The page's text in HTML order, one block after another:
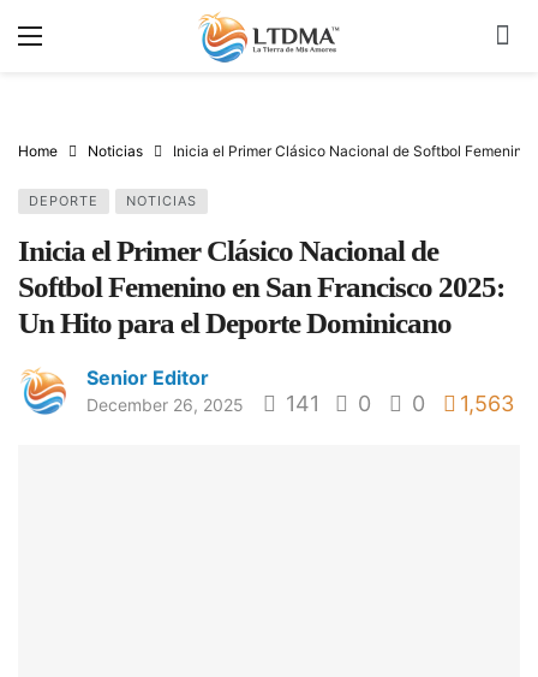
Home Noticias Inicia el Primer Clásico Nacional de Softbol
DEPORTE NOTICIAS
Inicia el Primer Clásico Nacional de
Softbol Femenino en San Francisco 2025:
Un Hito para el Deporte Dominicano
Senior Editor
December 26, 2025 141 0 0 1,563